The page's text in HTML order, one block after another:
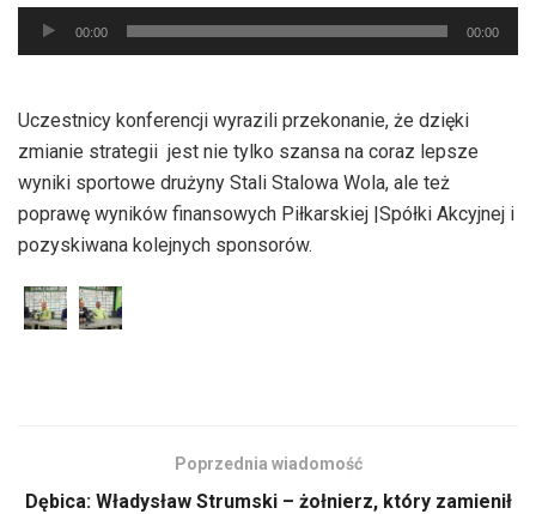
Odtwarzacz
plików
00:00 00:00
Uczestnicy konferencji wyrazili przekonanie, że dzięki
zmianie strategii jest nie tylko szansa na coraz lepsze
wyniki sportowe drużyny Stali Stalowa Wola, ale też
poprawę wyników finansowych Piłkarskiej |Spółki Akcyjnej i
pozyskiwana kolejnych sponsorów.
Poprzednia wiadomość
Dębica: Władysław Strumski – żołnierz, który zamienił